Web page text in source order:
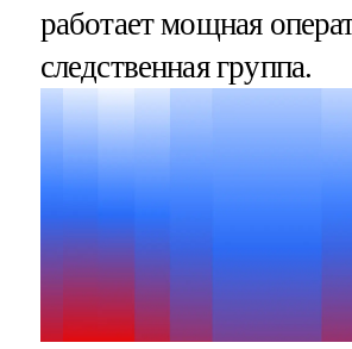
работает мощная
следственная группа.